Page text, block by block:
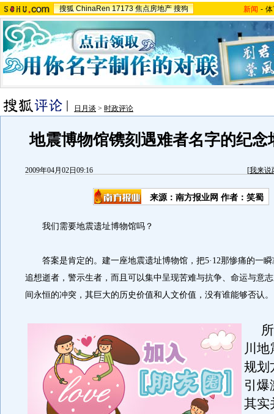
搜狐 ChinaRen 17173 焦点房地产 搜狗 新闻 -
日月谈 > 时政评论
地震博物馆镌刻遇难者名字的纪念
2009年04月02日09:16 [我来说
来源：南方报业网 作者：笑蜀
我们需要地震遗址博物馆吗？
答案是肯定的。建一座地震遗址博物馆，把5·12那惨痛的一
追想逝者，警示生者，而且可以集中呈现苦难与抗争、命运与意
间永恒的冲突，其巨大的历史价值和人文价值，没有谁能够否认。
川
规划
引爆
其实